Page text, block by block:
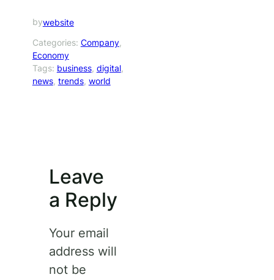
bywebsite
Categories: Company
Economy
Tags: business, digital
news, trends, world
Leave
a Reply
Your email
address will
not be